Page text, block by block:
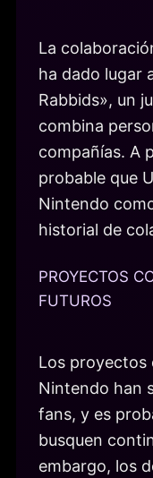
La
ha dado lugar
Rabbids», un
combina
compañías. A
probable que
Nintendo
historial de
PROYECTOS
FUTUROS
Los
Nintendo han
fans, y es
busquen
embargo, los